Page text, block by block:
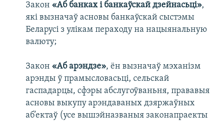
Закон «Аб банках і банкаўскай дзейнасьці»,
які вызначаў асновы банкаўскай сыстэмы
Беларусі з улікам пераходу на нацыянальную
валюту;
Закон «Аб арэндзе», ён вызначаў мэханізм
арэнды ў прамысловасьці, сельскай
гаспадарцы, сфэры абслугоўваньня, прававыя
асновы выкупу арэндаваных дзяржаўных
аб’ектаў (усе вышэйназваныя законапраекты